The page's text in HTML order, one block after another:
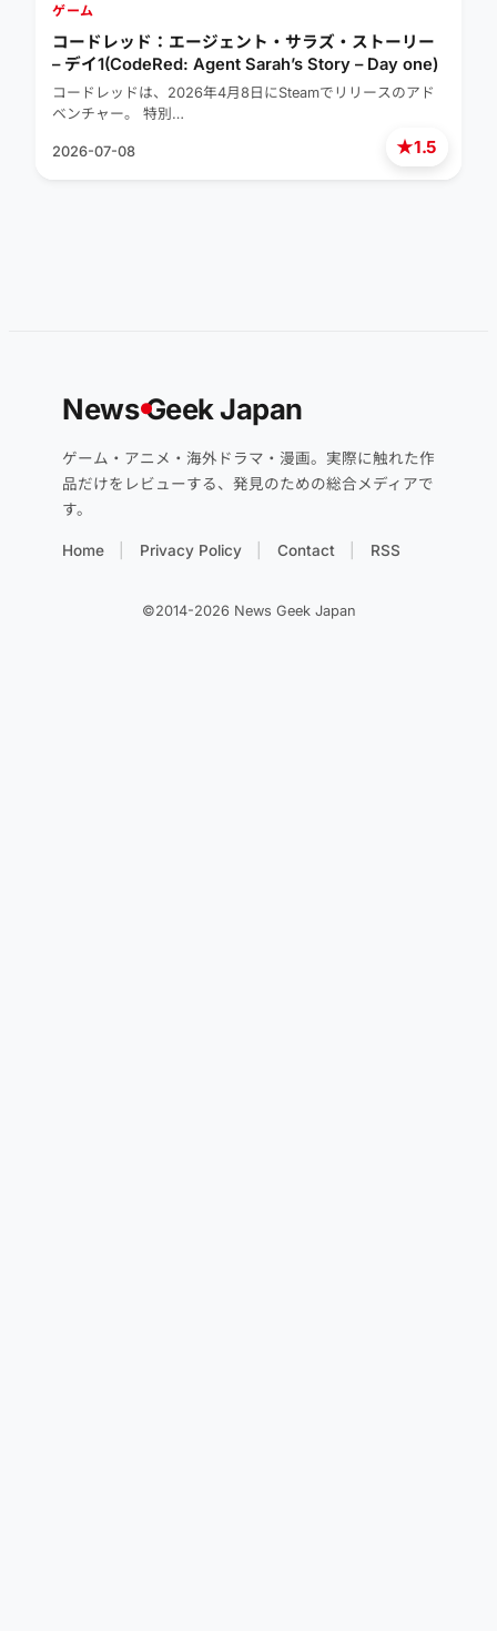
★1.5
ゲーム
コードレッド：エージェント・サラズ・ストーリー
– デイ1(CodeRed: Agent Sarah’s Story – Day one)
コードレッドは、2026年4月8日にSteamでリリースのアド
ベンチャー。 特別…
2026-07-08
NewsGeek Japan
ゲーム・アニメ・海外ドラマ・漫画。実際に触れた作
品だけをレビューする、発見のための総合メディアで
す。
Home Privacy Policy Contact RSS
©2014-2026 News Geek Japan